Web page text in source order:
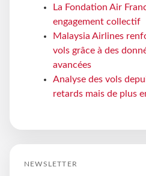
La Fondation Air
engagement collectif
Malaysia Airlines
vols grâce à des
avancées
Analyse des vols
retards mais de plus
NEWSLETTER